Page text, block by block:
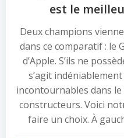
est le
Deux champions
dans ce comparatif : le
d’Apple. S’ils ne
s’agit
incontournables dans
constructeurs. Voici
faire un choix. À